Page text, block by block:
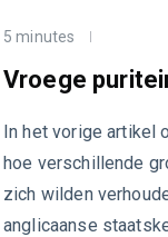
5 minutes
Vroege
In het vorige artikel
hoe verschillende
zich wilden
anglicaanse